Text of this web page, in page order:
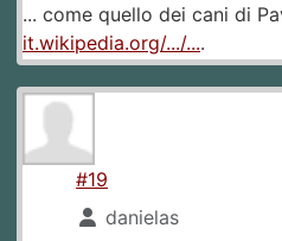
... come quello dei cani di
it.wikipedia.org/.../....
#19
danielas